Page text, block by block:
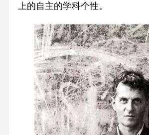
上的自主的学科个性。